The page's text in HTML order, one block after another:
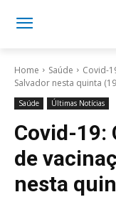
Home Saúde
Covid-
Salvador nesta quinta
Saúde Últimas Notícias
Covid-19:
de
nesta